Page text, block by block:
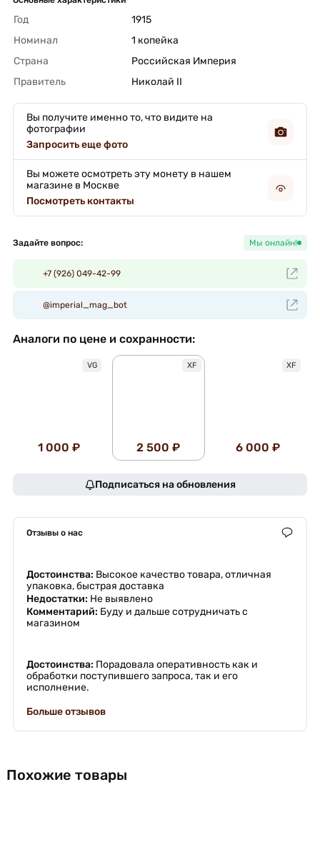
Год
1915
Номинал
1 копейка
Страна
Российская Империя
Правитель
Николай II
Вы получите именно то, что видите на
фотографии
Запросить еще фото
Вы можете осмотреть эту монету в нашем
магазине в Москве
Посмотреть контакты
Задайте вопрос: Мы онлайн!
+7 (926) 049-42-99
@imperial_mag_bot
Аналоги по цене и сохранности:
VG
1 000 ₽
XF
2 500 ₽
XF
6 000 ₽
Подписаться на обновления
Отзывы о нас
Достоинства: Высокое качество товара, отличная
упаковка, быстрая доставка
Недостатки: Не выявлено
Комментарий: Буду и дальше сотрудничать с
магазином
Достоинства: Порадовала оперативность как и
обработки поступившего запроса, так и его
исполнение.
Больше отзывов
Похожие товары